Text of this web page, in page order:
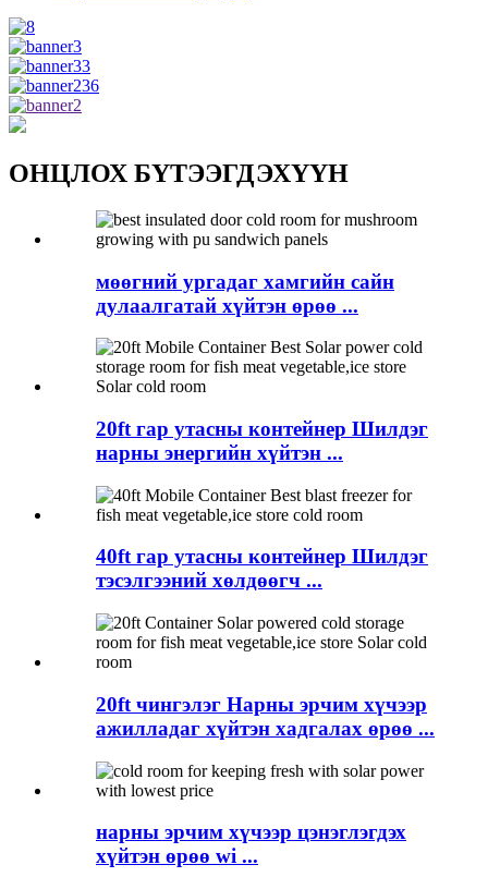
ОНЦЛОХ БҮТЭЭГДЭХҮҮН
мөөгний ургадаг хамгийн сайн
дулаалгатай хүйтэн өрөө ...
20ft гар утасны контейнер Шилдэг
нарны энергийн хүйтэн ...
40ft гар утасны контейнер Шилдэг
тэсэлгээний хөлдөөгч ...
20ft чингэлэг Нарны эрчим хүчээр
ажилладаг хүйтэн хадгалах өрөө ...
нарны эрчим хүчээр цэнэглэгдэх
хүйтэн өрөө wi ...